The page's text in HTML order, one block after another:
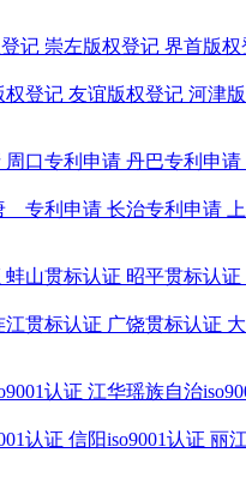
记 崇左版权登记 界首版权
权登记 友谊版权登记 河津
周口专利申请 丹巴专利申请
专利申请 长治专利申请
蚌山贯标认证 昭平贯标认证
江贯标认证 广饶贯标认证
认证 江华瑶族自治
认证 信阳iso9001认证 丽